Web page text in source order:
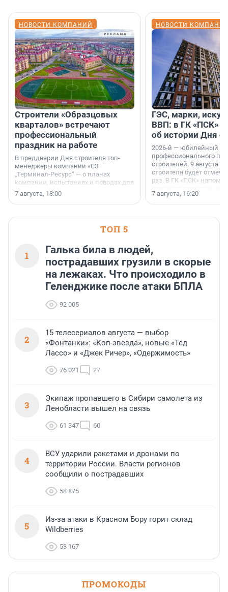
НОВОСТИ КОМПАНИЙ
Строители «Образцовых
кварталов» встречают
профессиональный
праздник на работе
В преддверии Дня строителя топ-
менеджеры компании «СЗ
„Терминал-Ресурс“ — о планах
компании, испытаниях и поводах для
осторожного оптимизма.
7 августа, 18:00
НОВОСТИ
ГЭС, марки,
ВВП: в ГК «ПСК»
об истории Дня
2026-й — юбилейный
профессионального
строителей. 9 августа
строителя будет
раз. В ГК «ПСК»
поменялась роль
7 августа, 16:20
ТОП 5
1
Галька била в людей,
пострадавших грузили в скорые
на лежаках. Что происходило в
Геленджике после атаки БПЛА
92 005
2
15 телесериалов августа — выбор
«Фонтанки»: «Коп-звезда», новые «Тед
Лассо» и «Джек Ричер», «Одержимость»
76 021 27
3
Экипаж пропавшего в Сибири самолета из
Ленобласти вышел на связь
61 347 60
4
ВСУ ударили ракетами и дронами по
территории России. Власти регионов
сообщили о пострадавших
58 875
5
Из-за атаки в Красном Бору горит склад
Wildberries
53 167
ПРОМОКОДЫ